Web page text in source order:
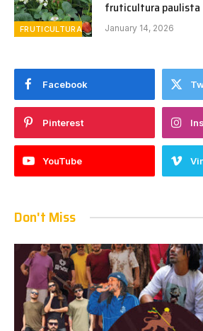
FRUTICULTURA
fruticultura paulista
January 14, 2026
Facebook
Pinterest
YouTube
Don't Miss